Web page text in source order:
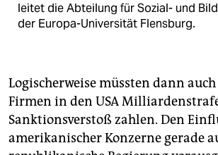
leitet die Abteilung für Sozial- und
der Europa-Universität Flensburg.
Logischerweise müssten dann auch
Firmen in den USA
Sanktionsverstoß zahlen. Den
amerikanischer Konzerne gerade